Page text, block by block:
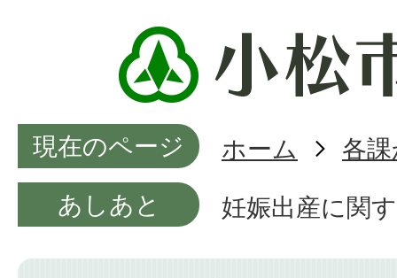
現在のページ ホーム
各
あしあと
妊娠出産に関